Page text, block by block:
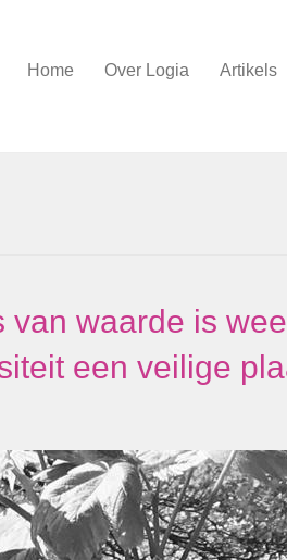
Home Over Logia Artikels
van waarde is
een veilige